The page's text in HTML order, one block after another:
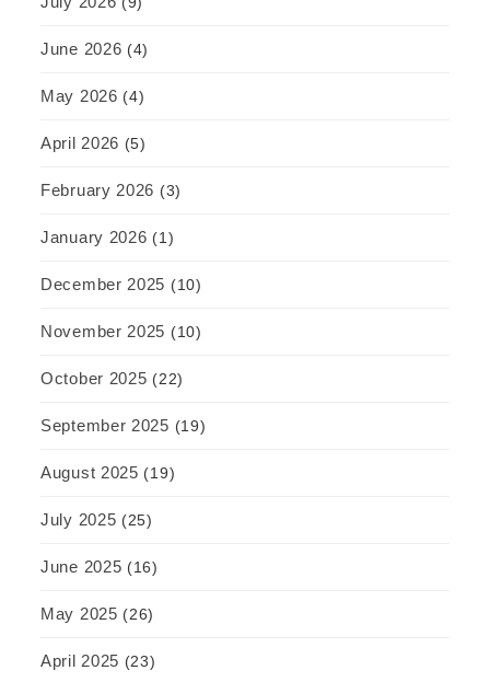
June 2026 (4)
May 2026 (4)
April 2026 (5)
February 2026 (3)
January 2026 (1)
December 2025 (10)
November 2025 (10)
October 2025 (22)
September 2025 (19)
August 2025 (19)
July 2025 (25)
June 2025 (16)
May 2025 (26)
April 2025 (23)